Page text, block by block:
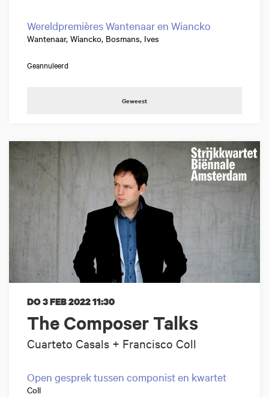
Wereldpremières Wantenaar en Wiancko
Wantenaar, Wiancko, Bosmans, Ives
Geannuleerd
Geweest
The Composer Talks
Cuarteto Casals + Francisco Coll
DO 3 FEB 202211:30
Open gesprek tussen componist en kwartet
Coll